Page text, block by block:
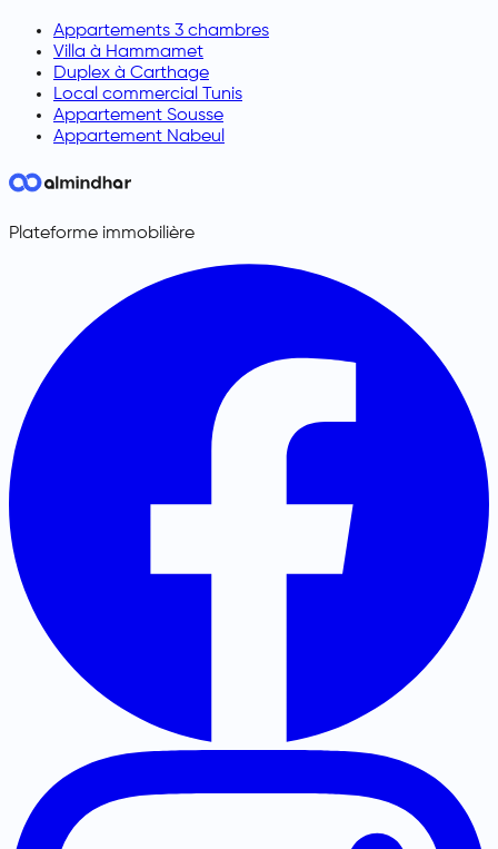
Appartements 3 chambres
Villa à Hammamet
Duplex à Carthage
Local commercial Tunis
Appartement Sousse
Appartement Nabeul
Plateforme immobilière